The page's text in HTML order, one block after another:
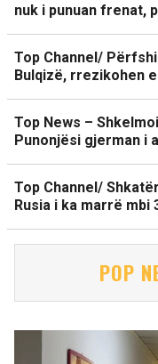
nuk i punuan frenat,
Top Channel/
Bulqizë, rrezikohen
Top News –
Punonjësi gjerman
Top Channel/
Rusia i ka marrë mbi
POP